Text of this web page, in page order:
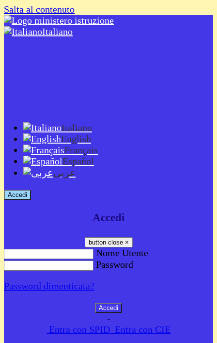
Salta al contenuto
Italiano
Italiano
English
Français
Español
عربى
Accedi
Accedi
button close ×
Nome Utente
Password
Password dimenticata?
-
Entra con SPID Entra con CIE